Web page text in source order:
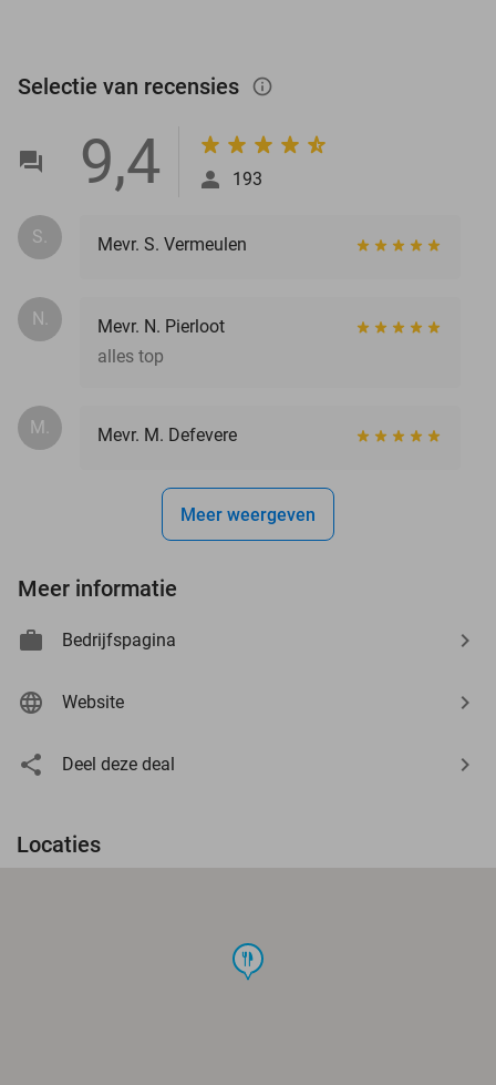
Selectie van recensies info_outlined
9,4 193
S. Mevr. S. Vermeulen
N.
Mevr. N. Pierloot
alles top
M. Mevr. M. Defevere
Meer weergeven
Meer informatie
Bedrijfspagina
Website
Deel deze deal
Locaties
food